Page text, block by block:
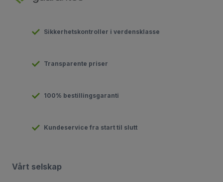
Sikkerhetskontroller i verdensklasse
Transparente priser
100% bestillingsgaranti
Kundeservice fra start til slutt
Vårt selskap